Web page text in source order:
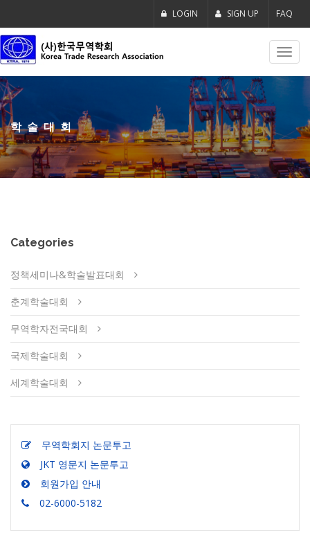
LOGIN SIGN UP FAQ
학술대회
Categories
정책세미나&학술발표대회
춘계학술대회
무역학자전국대회
국제학술대회
세계학술대회
무역학회지 논문투고
JKT 영문지 논문투고
회원가입 안내
02-6000-5182